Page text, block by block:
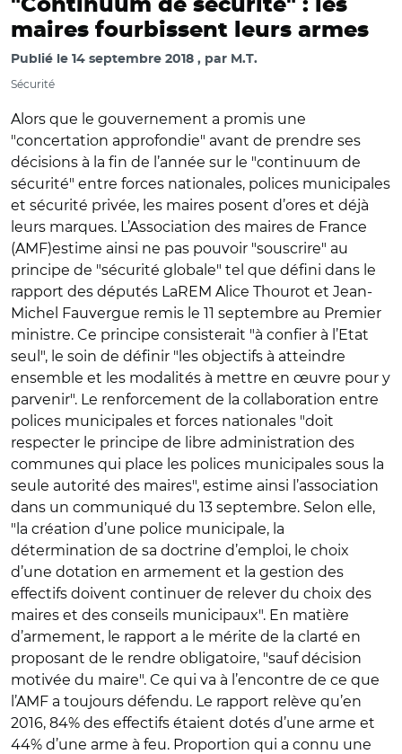
"Continuum de sécurité" : les
maires fourbissent leurs armes
Publié le 14 septembre 2018 par M.T.
Sécurité
Alors que le gouvernement a promis une
"concertation approfondie" avant de prendre ses
décisions à la fin de l’année sur le "continuum de
sécurité" entre forces nationales, polices municipales
et sécurité privée, les maires posent d’ores et déjà
leurs marques. L’Association des maires de France
(AMF)estime ainsi ne pas pouvoir "souscrire" au
principe de "sécurité globale" tel que défini dans le
rapport des députés LaREM Alice Thourot et Jean-
Michel Fauvergue remis le 11 septembre au Premier
ministre. Ce principe consisterait "à confier à l’Etat
seul", le soin de définir "les objectifs à atteindre
ensemble et les modalités à mettre en œuvre pour y
parvenir". Le renforcement de la collaboration entre
polices municipales et forces nationales "doit
respecter le principe de libre administration des
communes qui place les polices municipales sous la
seule autorité des maires", estime ainsi l’association
dans un communiqué du 13 septembre. Selon elle,
"la création d’une police municipale, la
détermination de sa doctrine d’emploi, le choix
d’une dotation en armement et la gestion des
effectifs doivent continuer de relever du choix des
maires et des conseils municipaux". En matière
d’armement, le rapport a le mérite de la clarté en
proposant de le rendre obligatoire, "sauf décision
motivée du maire". Ce qui va à l’encontre de ce que
l’AMF a toujours défendu. Le rapport relève qu’en
2016, 84% des effectifs étaient dotés d’une arme et
44% d’une arme à feu. Proportion qui a connu une